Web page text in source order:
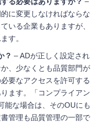
に変更しなければならな
いる企業もありますが、
す。
？ – ADが正しく設定され
、少なくとも品質部門が
要なアクセスを許可する
ます。「コンプライアン
能な場合は、そのOUにも
管理も品質管理の一部で